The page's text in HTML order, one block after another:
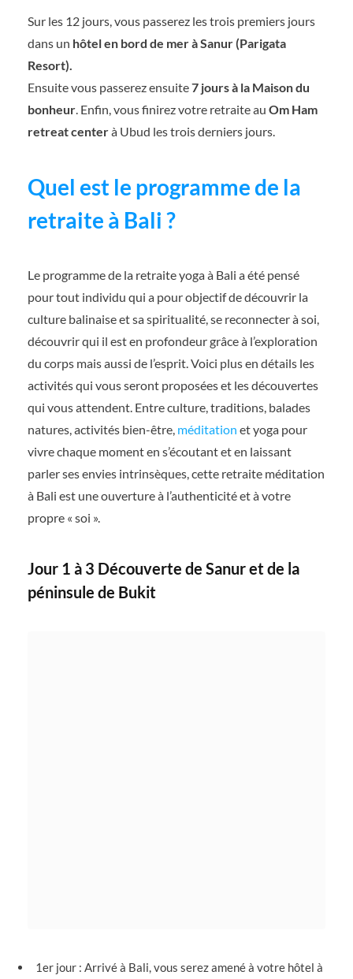
Sur les 12 jours, vous passerez les trois premiers jours
dans un hôtel en bord de mer à Sanur (Parigata
Resort).
Ensuite vous passerez ensuite7 jours à la Maison du
bonheur. Enfin, vous finirez votre retraite au Om Ham
retreat centerà Ubud les trois derniers jours.
Quel est le programme de la
retraite à Bali ?
Le programme de la retraite yoga à Bali a été pensé
pour tout individu qui a pour objectif de découvrir la
culture balinaise et sa spiritualité, se reconnecter à soi,
découvrir qui il est en profondeur grâce à l’exploration
du corps mais aussi de l’esprit. Voici plus en détails les
activités qui vous seront proposées et les découvertes
qui vous attendent. Entre culture, traditions, balades
natures, activités bien-être, méditation et yoga pour
vivre chaque moment en s’écoutant et en laissant
parler ses envies intrinsèques, cette retraite méditation
à Bali est une ouverture à l’authenticité et à votre
propre « soi ».
Jour 1 à 3 Découverte de Sanur et de la
péninsule de Bukit
1er jour : Arrivé à Bali, vous serez amené à votre hôtel à